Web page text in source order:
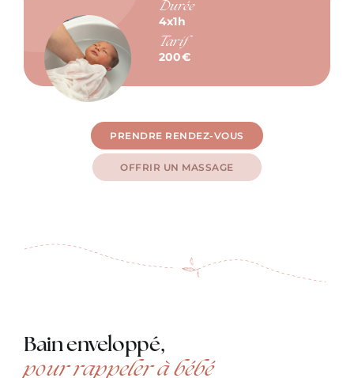
Durée
4x1h
Tarif
200€
PRENDRE RENDEZ-VOUS
OFFRIR UN MASSAGE
Bain enveloppé,
pour rappeler à bébé